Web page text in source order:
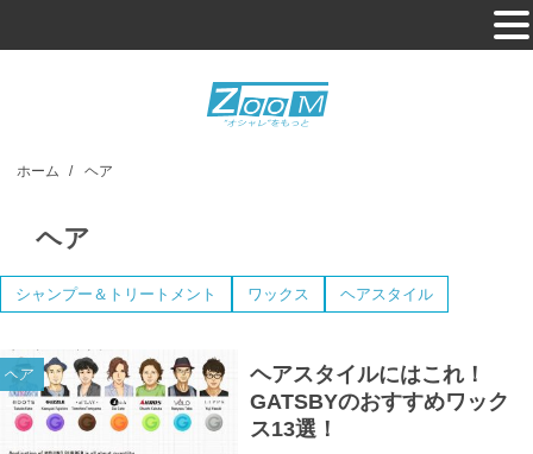
ホーム / ヘア
ヘア
シャンプー＆トリートメント ワックス ヘアスタイル
ヘア
ヘアスタイルにはこれ！
GATSBYのおすすめワック
ス13選！